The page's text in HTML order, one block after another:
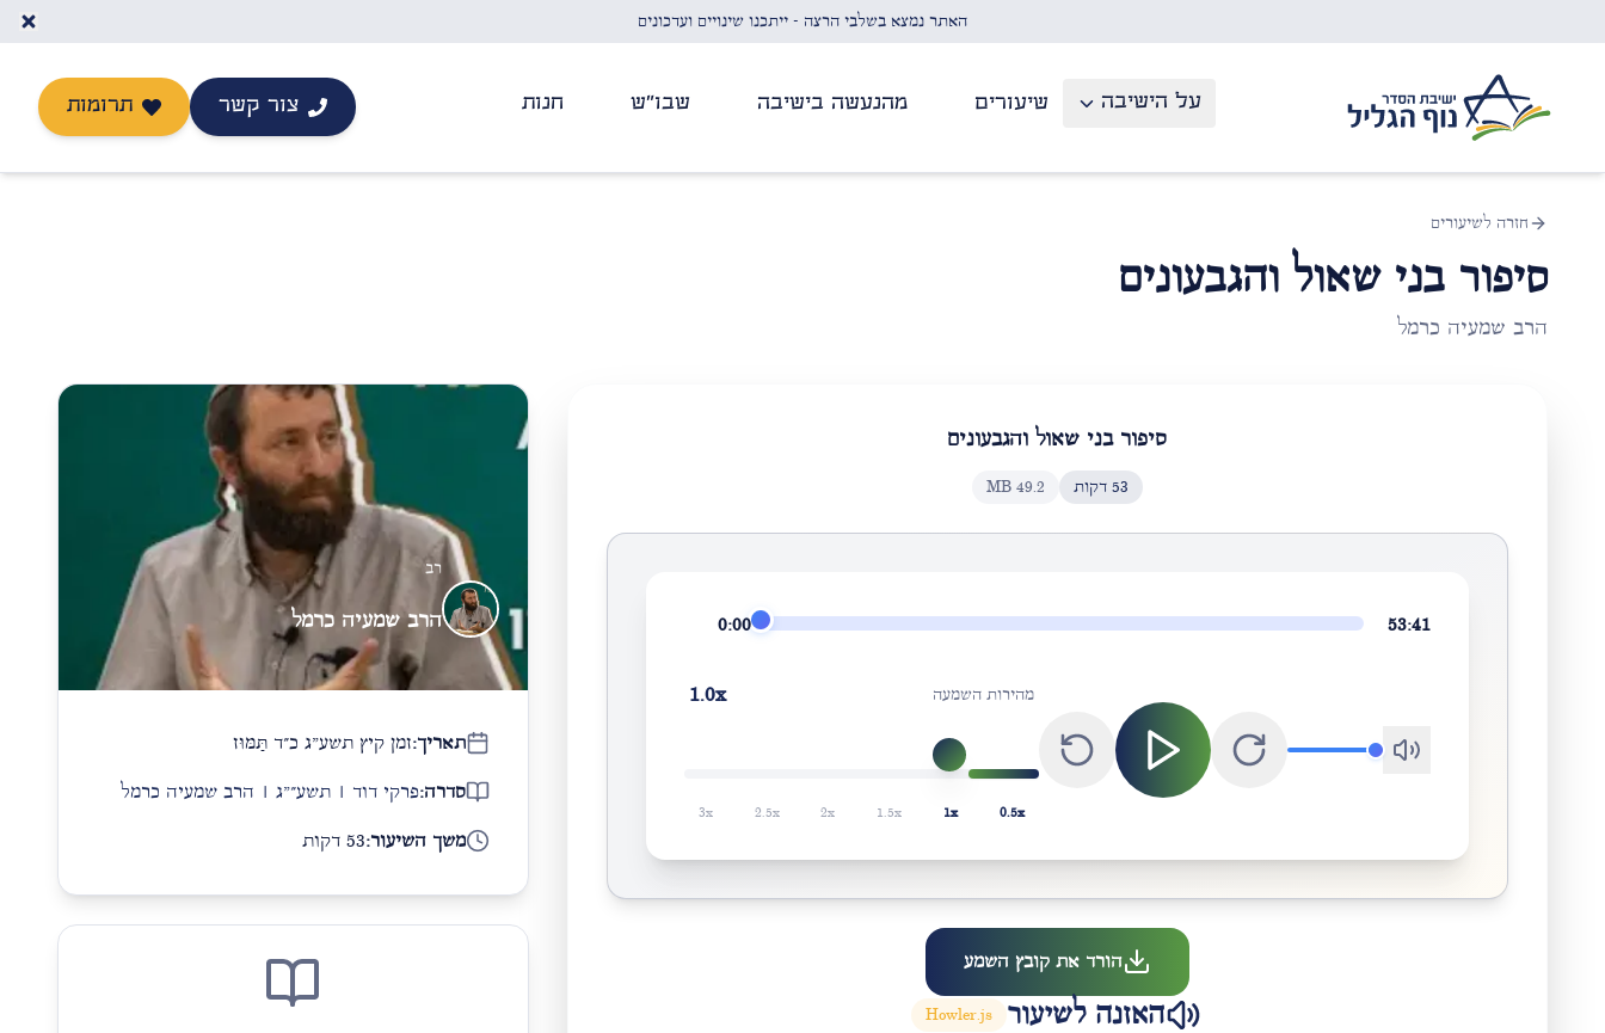
האתר נמצא בשלבי הרצה - ייתכנו שינויים ועדכונים
על הישיבה שיעורים מהנעשה בישיבה שבו"ש חנות
יצירת קשר
צור קשר
תרומה לישיבה
תרומות
חזרה לשיעורים
סיפור בני שאול והגבעונים
הרב שמעיה כרמל
סיפור בני שאול והגבעונים
53 דקות 49.2
MB
53:41
0:00
מהירות השמעה 1.0x
0.5x
1x
1.5x
2x
2.5x
3x
הורד את קובץ השמע
האזנה לשיעור Howler.js
רב
הרב שמעיה כרמל
תאריך:זמן קיץ תשע"ג כ״ד תַּמּוּז
סדרה:פרקי דוד | תשע״"ג | הרב שמעיה כרמל
משך השיעור:53 דקות